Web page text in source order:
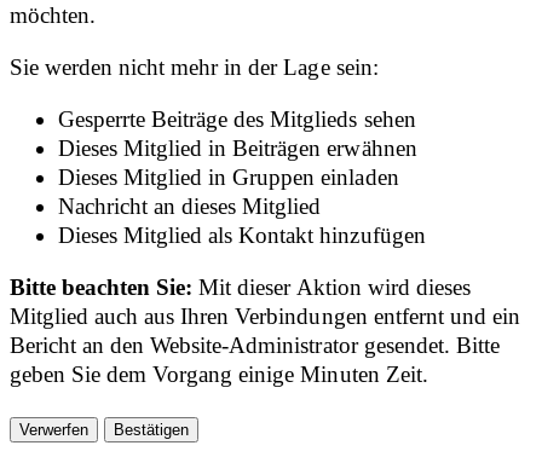
möchten.
Sie werden nicht mehr in der Lage sein:
Gesperrte Beiträge des Mitglieds sehen
Dieses Mitglied in Beiträgen erwähnen
Dieses Mitglied in Gruppen einladen
Nachricht an dieses Mitglied
Dieses Mitglied als Kontakt hinzufügen
Bitte beachten Sie:Mit dieser Aktion wird dieses
Mitglied auch aus Ihren Verbindungen entfernt und ein
Bericht an den Website-Administrator gesendet. Bitte
geben Sie dem Vorgang einige Minuten Zeit.
Bestätigen